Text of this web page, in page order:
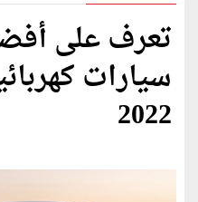
تعرف على
سيارات
2022